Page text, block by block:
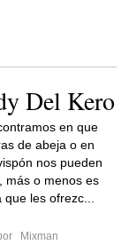
Del Kero
en que
de abeja o en
nos pueden
más o menos es
les ofrezc...
Mixman